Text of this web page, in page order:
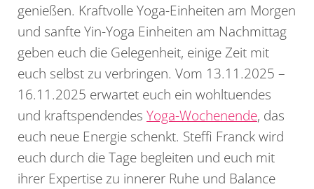
genießen. Kraftvolle Yoga-Einheiten am Morgen
und sanfte Yin-Yoga Einheiten am Nachmittag
geben euch die Gelegenheit, einige Zeit mit
euch selbst zu verbringen. Vom 13.11.2025 –
16.11.2025 erwartet euch ein wohltuendes
und kraftspendendes Yoga-Wochenende, das
euch neue Energie schenkt. Steffi Franck wird
euch durch die Tage begleiten und euch mit
ihrer Expertise zu innerer Ruhe und Balance